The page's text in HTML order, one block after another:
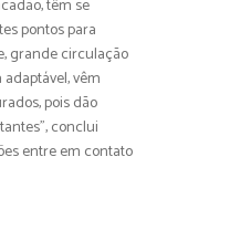
têm se
pontos para
grande circulação
vêm
pois dão
conclui
entre em contato